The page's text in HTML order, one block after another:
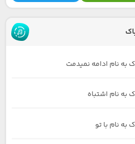
به نام ادامه نمیدمت
به نام اشتباه
به نام با تو